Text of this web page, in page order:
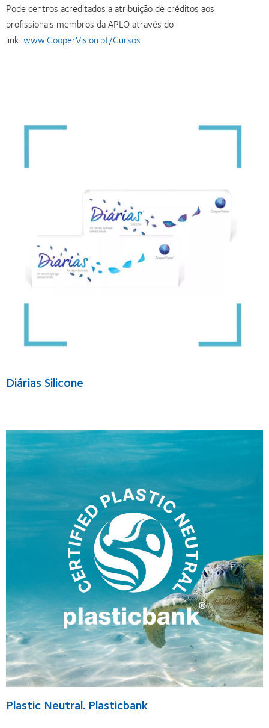
Pode centros acreditados a atribuição de créditos aos
profissionais membros da APLO através do
link:www.CooperVision.pt/Cursos
Diárias Silicone
Plastic Neutral. Plasticbank